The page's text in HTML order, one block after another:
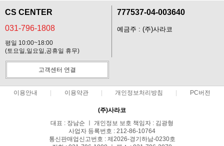
CS CENTER
031-796-1808
평일 10:00~18:00
(토요일,일요일,공휴일 휴무)
777537-04-003640
예금주 : (주)사라코
고객센터 연결
이용안내 이용약관 개인정보처리방침 PC버전
(주)사라코
대표 : 장남순 ㅣ 개인정보 보호 책임자 : 김광형
사업자 등록번호 : 212-86-10764
통신판매업신고번호 : 제2026-경기하남-0230호